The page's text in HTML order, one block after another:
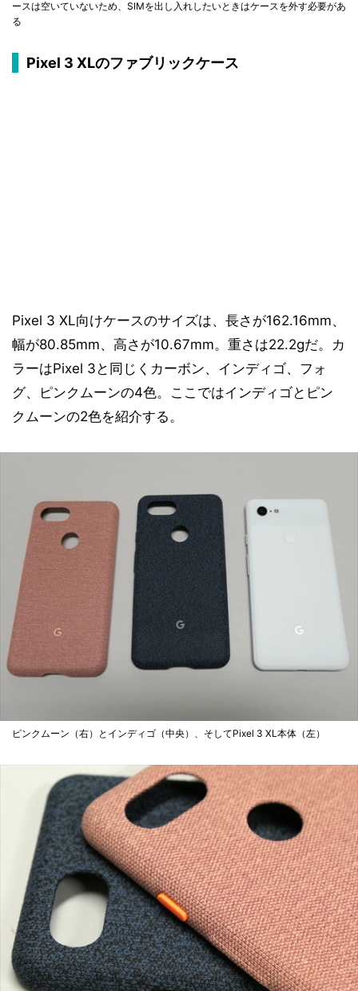
ースは空いていないため、SIMを出し入れしたいときはケースを外す必要があ
る
Pixel 3 XLのファブリックケース
Pixel 3 XL向けケースのサイズは、長さが162.16mm、
幅が80.85mm、高さが10.67mm。重さは22.2gだ。カ
ラーはPixel 3と同じくカーボン、インディゴ、フォ
グ、ピンクムーンの4色。ここではインディゴとピン
クムーンの2色を紹介する。
ピンクムーン（右）とインディゴ（中央）、そしてPixel 3 XL本体（左）